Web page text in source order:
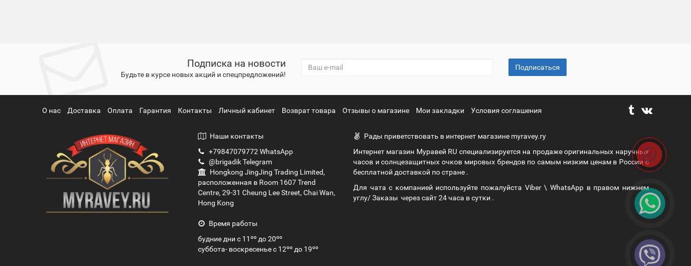
Подписка на новости
Будьте в курсе новых акций и спецпредложений!
Подписаться
О нас Доставка Оплата Гарантия Контакты Личный кабинет Возврат товара Отзывы о магазине Мои закладки Условия соглашения
Наши контакты
+79847079772 WhatsApp
@brigadik Telegram
Hongkong JingJing Trading Limited,
расположенная в Room 1607 Trend
Centre, 29-31 Cheung Lee Street, Chai Wan,
Hong Kong
Время работы
будние дни с 11ºº до 20ºº
суббота- воскресенье с 12ºº до 19ºº
Рады приветствовать в интернет магазине myravey.ry
Интернет магазин Муравей RU специализируется на продаже оригинальных наручных
часов и солнцезащитных очков мировых брендов по самым низким ценам в России с
бесплатной доставкой по стране .
Для чата с компанией используйте пожалуйста Viber \ WhatsApp в правом нижнем
углу/ Заказы через сайт 24 часа в сутки .